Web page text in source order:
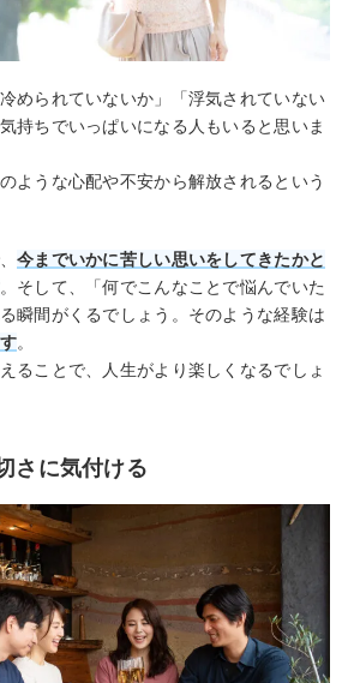
められていないか」「浮気されていない
持ちでいっぱいになる人もいると思いま
ような心配や不安から解放されるという
今までいかに苦しい思いをしてきたかと
。そして、「何でこんなことで悩んでいた
瞬間がくるでしょう。そのような経験は
。
ることで、人生がより楽しくなるでしょ
さに気付ける